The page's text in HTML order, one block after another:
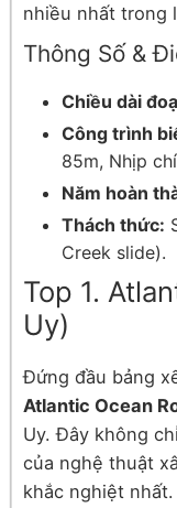
nhiều nhất trong
Thông Số &
Chiều dài
Công trình
85m, Nhịp
Năm hoàn
Thách thức:
Creek slide).
Top 1.
Uy)
Đứng đầu bảng
Atlantic Ocean
Uy. Đây không
của nghệ thuật
khắc nghiệt